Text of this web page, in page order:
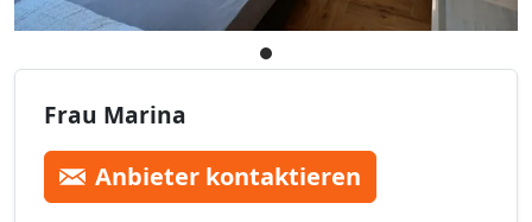
Frau Marina
Anbieter kontaktieren